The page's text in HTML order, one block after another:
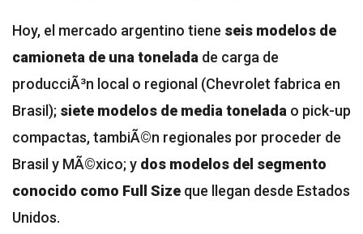
Hoy, el mercado argentino tiene seis modelos de
camioneta de una tonelada de carga de
producciÃ³n local o regional (Chevrolet fabrica en
Brasil); siete modelos de media tonelada o pick-up
compactas, tambiÃ©n regionales por proceder de
Brasil y MÃ©xico; y dos modelos del segmento
conocido como Full Size que llegan desde Estados
Unidos.